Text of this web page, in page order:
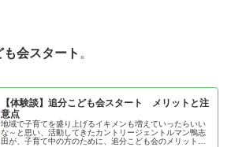
会スタート 。
【体験談】追分こども会スタート メリットと注
意点
地域で子育てを盛り上げるイキメンも増えていったらいい
な～と思い、活動してきたカントリージェントルマン鴨志
田が、子育て中の方のために、追分こども会のメリットと